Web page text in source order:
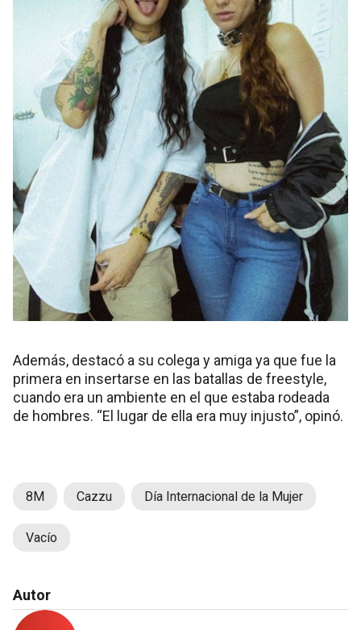
Además, destacó a su colega y amiga ya que fue la
primera en insertarse en las batallas de freestyle,
cuando era un ambiente en el que estaba rodeada
de hombres. “El lugar de ella era muy injusto”, opinó.
8M Cazzu Día Internacional de la Mujer
Vacío
Autor